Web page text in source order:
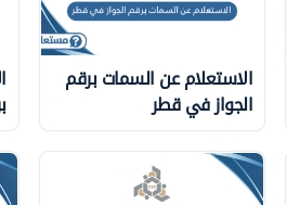
الاستعلام عن السمات برقم
الجواز في قطر